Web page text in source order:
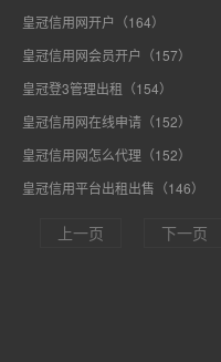
皇冠信用网开户（164）
皇冠信用网会员开户（157）
皇冠登3管理出租（154）
皇冠信用网在线申请（152）
皇冠信用网怎么代理（152）
皇冠信用平台出租出售（146）
上一页 下一页